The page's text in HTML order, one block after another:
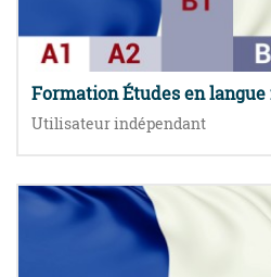
Formation Études en
Utilisateur indépendant